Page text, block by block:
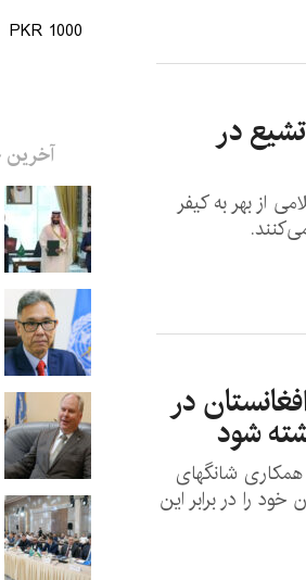
در
از بهر به کیفر
در
شود
شانگهای
را در برابر این
1000 PKR
آخرین